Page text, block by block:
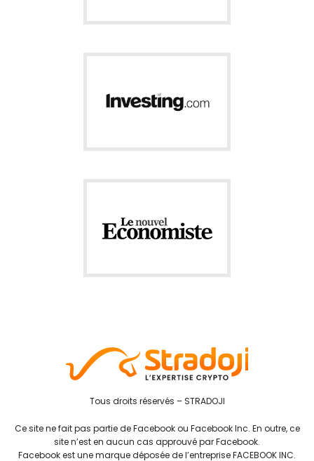
Tous droits réservés – STRADOJI
Ce site ne fait pas partie de Facebook ou Facebook Inc. En outre, ce
site n’est en aucun cas approuvé par Facebook.
Facebook est une marque déposée de l’entreprise FACEBOOK INC.